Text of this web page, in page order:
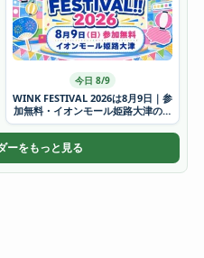
今日 8/9
WINK FESTIVAL 2026は8月9日｜参
加無料・イオンモール姫路大津の時
間
ーをもっと見る